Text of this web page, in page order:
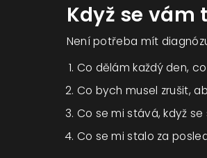
Když se vám
Není potřeba mít
Co dělám každý den,
Co bych musel zrušit,
Co se mi stává, když
Co se mi stalo za